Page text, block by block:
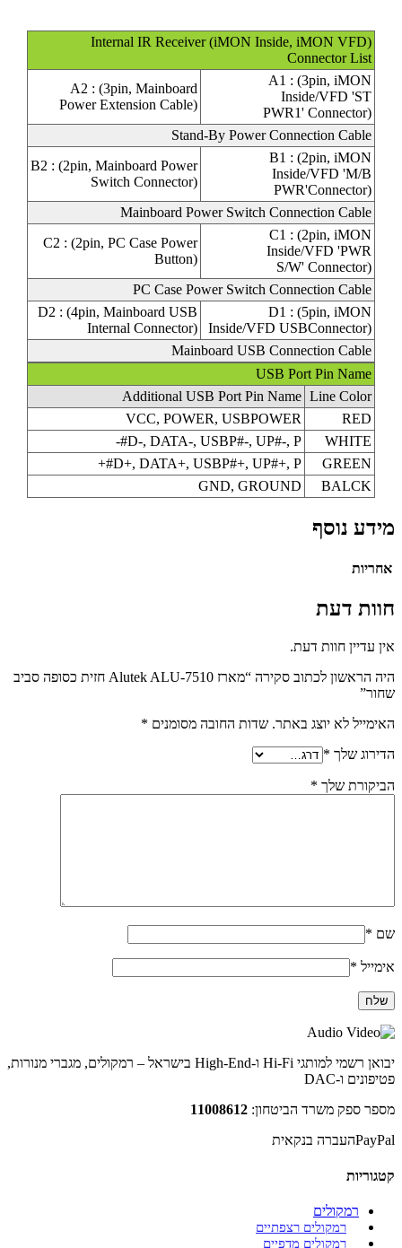
Internal IR Receiver (iMON Inside, iMON VFD)
Connector List
A1 : (3pin, iMON
Inside/VFD 'ST
PWR1' Connector)
A2 : (3pin, Mainboard
Power Extension Cable)
Stand-By Power Connection Cable
B1 : (2pin, iMON
Inside/VFD 'M/B
PWR'Connector)
B2 : (2pin, Mainboard Power
Switch Connector)
Mainboard Power Switch Connection Cable
C1 : (2pin, iMON
Inside/VFD 'PWR
S/W' Connector)
C2 : (2pin, PC Case Power
Button)
PC Case Power Switch Connection Cable
D1 : (5pin, iMON
Inside/VFD USBConnector)
D2 : (4pin, Mainboard USB
Internal Connector)
Mainboard USB Connection Cable
USB Port Pin Name
Line Color
Additional USB Port Pin Name
RED
VCC, POWER, USBPOWER
WHITE
D-, DATA-, USBP#-, UP#-, P#-
GREEN
D+, DATA+, USBP#+, UP#+, P#+
BALCK
GND, GROUND
מידע נוסף
אחריות
חוות דעת
אין עדיין חוות דעת.
היה הראשון לכתוב סקירה “מארז Alutek ALU-7510 חזית כסופה סביב
שחור”
האימייל לא יוצג באתר. שדות החובה מסומנים *
הדירוג שלך *
הביקורת שלך *
שם *
אימייל *
יבואן רשמי למותגי Hi-Fi ו-High-End בישראל – רמקולים, מגברי מנורות,
פטיפונים ו-DAC
מספר ספק משרד הביטחון: 11008612
PayPalהעברה בנקאית
קטגוריות
רמקולים
רמקולים רצפתיים
רמקולים מדפיים